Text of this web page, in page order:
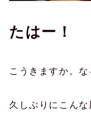
たはー！
こうきますか。な
久しぶりにこん